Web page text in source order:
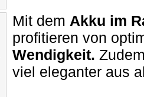
Mit dem Akku im
profitieren von
Wendigkeit.
viel eleganter aus